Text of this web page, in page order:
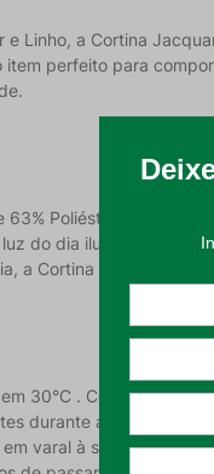
e Linho, a Cortina
perfeito para
Poliéster, 25%
do dia ilumine o
a Cortina Jacquard
30°C . Com ação
durante a higienização;
varal à sombra. Não